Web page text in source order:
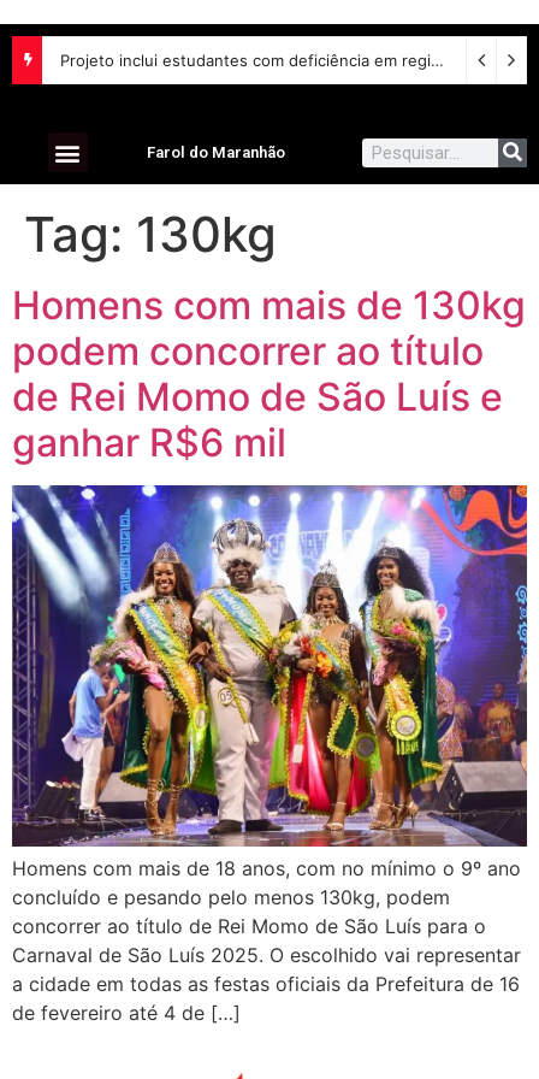
Projeto inclui estudantes com deficiência em regime escolar especial
Farol do Maranhão
Tag: 130kg
Homens com mais de 130kg
podem concorrer ao título
de Rei Momo de São Luís e
ganhar R$6 mil
Homens com mais de 18 anos, com no mínimo o 9º ano
concluído e pesando pelo menos 130kg, podem
concorrer ao título de Rei Momo de São Luís para o
Carnaval de São Luís 2025. O escolhido vai representar
a cidade em todas as festas oficiais da Prefeitura de 16
de fevereiro até 4 de […]